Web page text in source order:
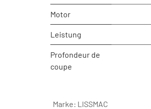
Motor
Leistung
Profondeur de
coupe
Marke: LISSMAC